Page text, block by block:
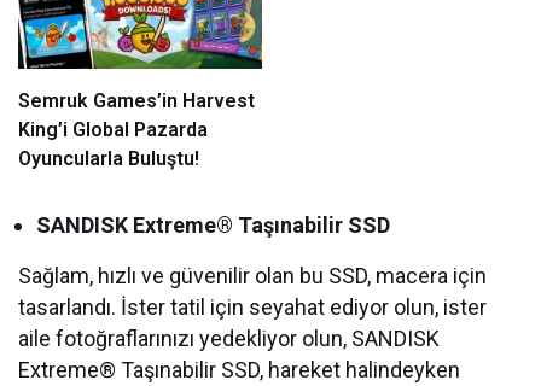
Semruk Games’in Harvest
King’i Global Pazarda
Oyuncularla Buluştu!
SANDISK Extreme® Taşınabilir SSD
Sağlam, hızlı ve güvenilir olan bu SSD, macera için
tasarlandı. İster tatil için seyahat ediyor olun, ister
aile fotoğraflarınızı yedekliyor olun, SANDISK
Extreme® Taşınabilir SSD, hareket halindeyken